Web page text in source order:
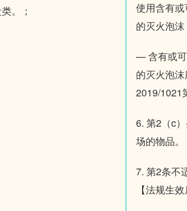
。；
使用含有
的灭火泡沫
— 含有或
的灭火泡
2019/1021
6. 第2（c
场的物品。
7. 第2条不
【法规生